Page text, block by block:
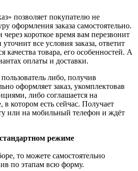
позволяет покупателю не
оформления заказа самостоятельно.
короткое время вам перезвонит
все условия заказа, ответит
качества товара, его особенностей. А
оплаты и доставки.
либо, получив
оформляет заказ, укомплектовав
либо соглашается на
котором есть сейчас. Получает
или на мобильный телефон и ждёт
режиме
то можете самостоятельно
по этапам всю форму.